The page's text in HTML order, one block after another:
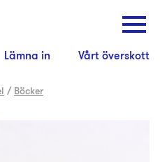
Lämna in Vårt överskott
/ Böcker